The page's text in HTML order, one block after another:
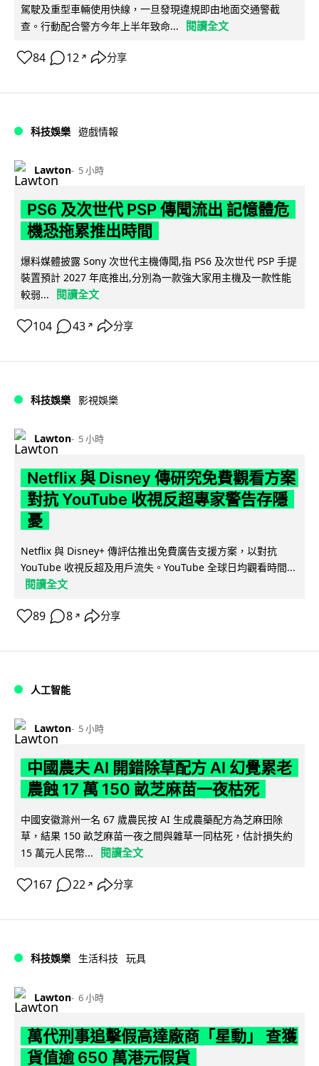
駕駛及重型車輛使用快線，一旦發現違規即由地面交通警截
查。行動配合警方今年上半年致命...
閱讀全文
84 12 ↗ 分享
科技娛樂 遊戲情報
Lawton 5 小時
PS6 及次世代 PSP 傳聞流出 記憶體危
機恐拖累推出時間
爆料媒體披露 Sony 次世代主機傳聞,指 PS6 及次世代 PSP 手提
裝置預計 2027 年底推出,分別為一款強大家用主機及一款性能
較弱...
閱讀全文
104 43 ↗ 分享
科技娛樂 影視娛樂
Lawton 5 小時
Netflix 與 Disney 傳研究免費觀看方案
對抗 YouTube 收視反超專家警告存隱
憂
Netflix 與 Disney+ 傳評估推出免費廣告支援方案，以對抗
YouTube 收視反超及用戶流失。YouTube 全球日均觀看時間...
閱讀全文
89 8 ↗ 分享
人工智能
Lawton 5 小時
中國農夫 AI 開錯除草配方 AI 幻覺累老
農蝕 17 萬 150 畝芝麻苗一夜枯死
中國安徽滁州一名 67 歲農民按 AI 生成農藥配方為芝麻田除
草，結果 150 畝芝麻苗一夜之間與雜草一同枯死，估計損失約
15 萬元人民幣...
閱讀全文
167 22 ↗ 分享
科技娛樂 生活科技 玩具
Lawton 6 小時
萬代刑事追擊假高達廠商「星動」 查獲
貨值逾 650 萬港元假貨